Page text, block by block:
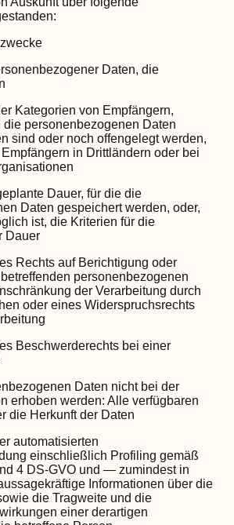
Daten, die
Kategorien von Empfängern,
personenbezogenen Daten
sind oder noch offengelegt werden,
in Drittländern oder bei
Dauer, für die die
Daten gespeichert werden, oder,
ist, die Kriterien für die
Dauer
Rechts auf Berichtigung oder
personenbezogenen
der Verarbeitung durch
oder eines Widerspruchsrechts
Beschwerderechts bei einer
Daten nicht bei der
erhoben werden: Alle verfügbaren
die Herkunft der Daten
automatisierten
einschließlich Profiling gemäß
4 DS-GVO und — zumindest in
Informationen über die
die Tragweite und die
einer derartigen